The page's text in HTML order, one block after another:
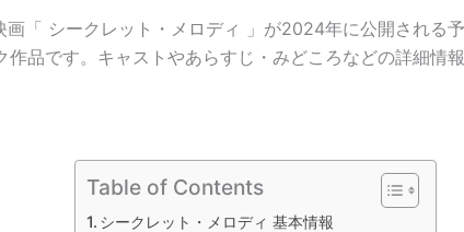
画「 シークレット・メロディ 」が2024年に公開され
品です。キャストやあらすじ・みどころなどの詳細情報
Table of Contents
シークレット・メロディ 基本情報